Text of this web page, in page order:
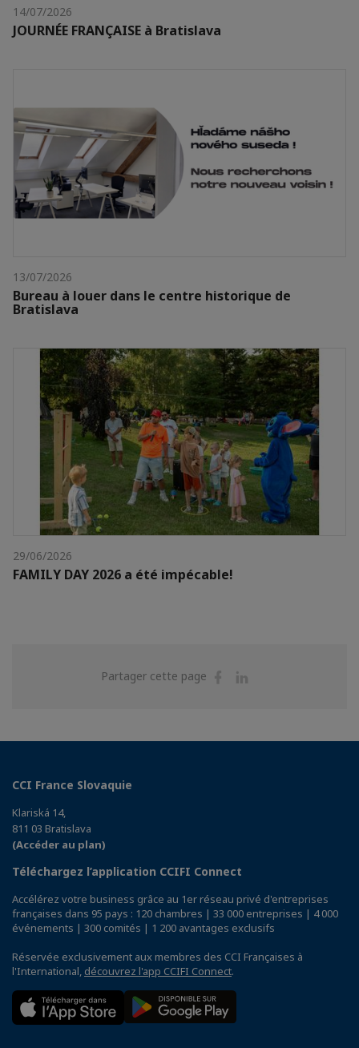
14/07/2026
JOURNÉE FRANÇAISE à Bratislava
13/07/2026
Bureau à louer dans le centre historique de
Bratislava
29/06/2026
FAMILY DAY 2026 a été impécable!
Partager cette page
Partager
CCI France Slovaquie
Klariská 14,
811 03 Bratislava
(Accéder au plan)
Téléchargez l’application CCIFI Connect
Accélérez votre business grâce au 1er réseau privé d'entreprises
françaises dans 95 pays : 120 chambres | 33 000 entreprises | 4 000
événements | 300 comités | 1 200 avantages exclusifs
Réservée exclusivement aux membres des CCI Françaises à
l'International, découvrez l'app CCIFI Connect.